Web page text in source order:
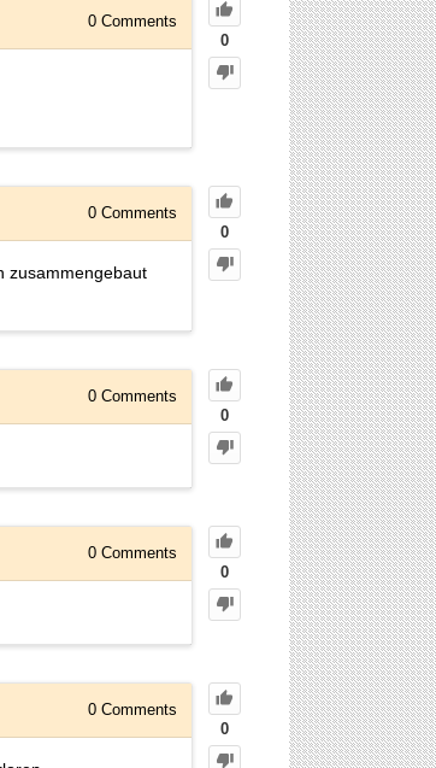
0
0 Comments
0
0 Comments
zusammengebaut
0
0 Comments
0
0 Comments
0
0 Comments